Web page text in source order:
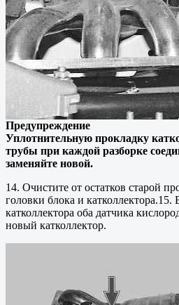
Предупреждение
Уплотнительную прокладку
трубы при каждой разборке
заменяйте новой.
14. Очистите от остатков старой
головки блока и катколлектора.15.
катколлектора оба датчика
новый катколлектор.